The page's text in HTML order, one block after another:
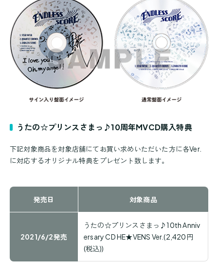
うたの☆プリンスさまっ♪10周年MVCD購入特典
下記対象商品を対象店舗にてお買い求めいただいた方に各Ver.
に対応するオリジナル特典をプレゼント致します。
発売日 対象商品
2021/6/2発売
うたの☆プリンスさまっ♪10th Anniv
ersary CD HE★VENS Ver.(2,420円
(税込))